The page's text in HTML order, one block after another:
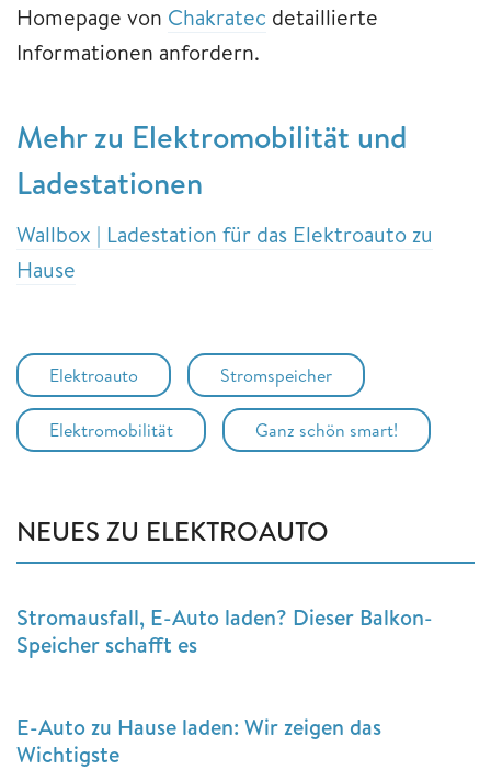
Homepage von Chakratec detaillierte
Informationen anfordern.
Mehr zu Elektromobilität und
Ladestationen
Wallbox | Ladestation für das Elektroauto zu
Hause
Elektroauto Stromspeicher
Elektromobilität Ganz schön smart!
NEUES ZU ELEKTROAUTO
Stromausfall, E-Auto laden? Dieser Balkon-
Speicher schafft es
E-Auto zu Hause laden: Wir zeigen das
Wichtigste